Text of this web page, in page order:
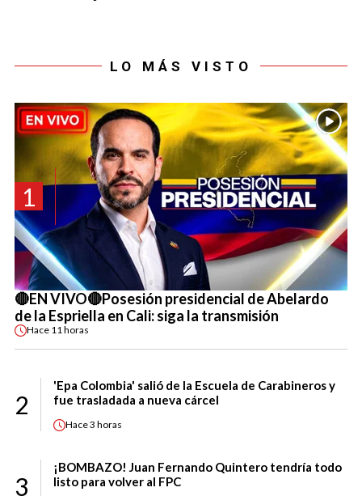
LO MÁS VISTO
1
🔴EN VIVO🔴Posesión presidencial de Abelardo
de la Espriella en Cali: siga la transmisión
Hace 11 horas
2
'Epa Colombia' salió de la Escuela de Carabineros y
fue trasladada a nueva cárcel
Hace3 horas
3
¡BOMBAZO! Juan Fernando Quintero tendría todo
listo para volver al FPC